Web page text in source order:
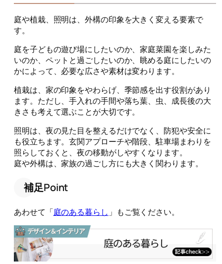
庭や植栽、照明は、外構の印象を大きく変える要素で
す。
庭を子どもの遊び場にしたいのか、家庭菜園を楽しみた
いのか、ペットと過ごしたいのか、眺める庭にしたいの
かによって、必要な広さや素材は変わります。
植栽は、家の印象をやわらげ、季節感を出す役割があり
ます。ただし、手入れの手間や落ち葉、虫、成長後の大
きさも考えて選ぶことが大切です。
照明は、夜の見た目を整えるだけでなく、防犯や安全に
も役立ちます。玄関アプローチや階段、駐車場まわりを
照らしておくと、夜の移動がしやすくなります。
庭や外構は、家族の過ごし方にも大きく関わります。
補足Point
あわせて「庭のある暮らし 」もご覧ください。